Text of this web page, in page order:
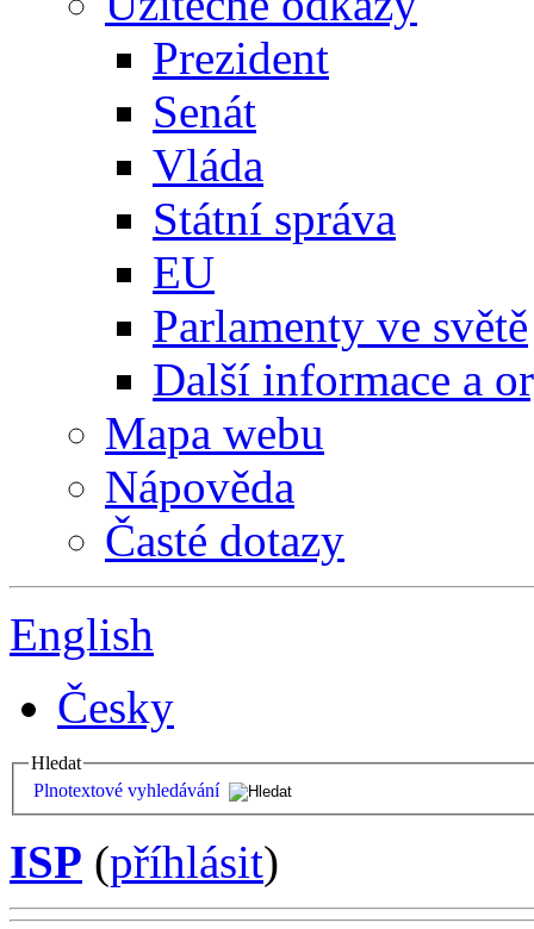
Prezident
Senát
Vláda
Státní správa
EU
Parlamenty ve světě
Další informace a
Mapa webu
Nápověda
Časté dotazy
English
Česky
Hledat
Plnotextové vyhledávání
ISP (příhlásit)